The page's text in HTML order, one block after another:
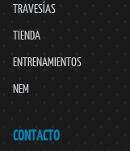
TRAVESÍAS
TIENDA
ENTRENAMIENTOS
NEM
CONTACTO